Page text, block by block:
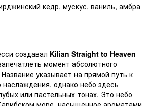
кедр, мускус, ваниль, амбра
создавал Kilian Straight to Heaven
момент абсолютного
указывает на прямой путь к
однако небо здесь
или пастельных тонах. Это небо